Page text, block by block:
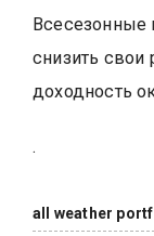
Всесезонные
снизить свои
доходность
.
all weather